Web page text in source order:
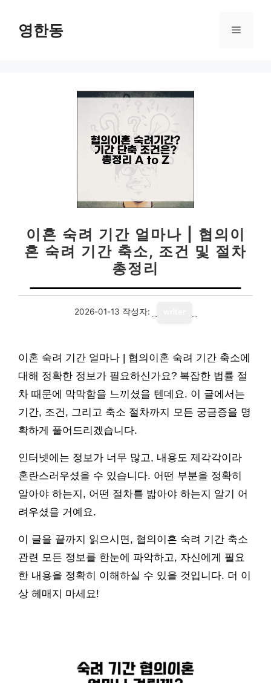
영한동 메
이혼 숙려 기간 얼마나 | 협의이
혼 숙려 기간 축소, 조건 및 절차
총정리
2026-01-13 작성자:
이혼 숙려 기간 얼마나 | 협의이혼 숙려 기간 축소에
대해 정확한 정보가 필요하신가요? 복잡한 법률 절
차 때문에 막막함을 느끼셨을 텐데요. 이 글에서는
기간, 조건, 그리고 축소 절차까지 모든 궁금증을 명
확하게 풀어드리겠습니다.
인터넷에는 정보가 너무 많고, 내용도 제각각이라
혼란스러우셨을 수 있습니다. 어떤 부분을 정확히
알아야 하는지, 어떤 절차를 밟아야 하는지 알기 어
려우셨을 거예요.
이 글을 끝까지 읽으시면, 협의이혼 숙려 기간 축소
관련 모든 정보를 한눈에 파악하고, 자신에게 필요
한 내용을 정확히 이해하실 수 있을 것입니다. 더 이
상 헤매지 마세요!